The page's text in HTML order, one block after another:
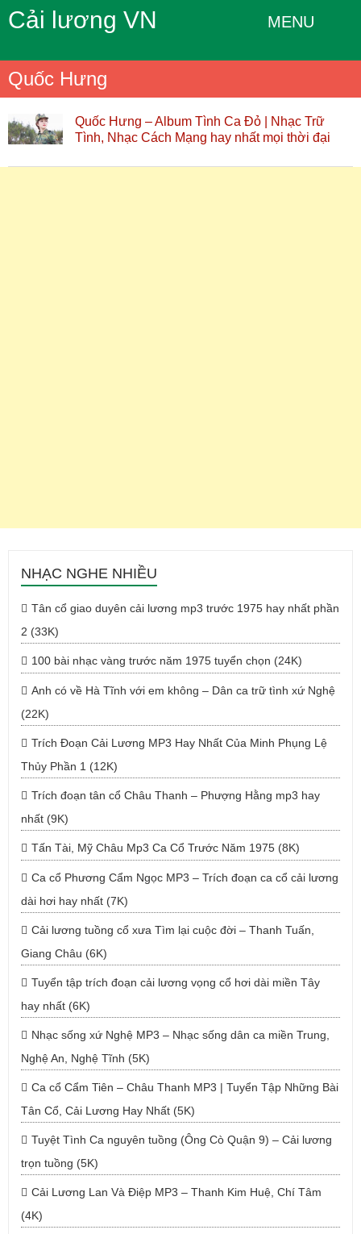
Cải lương VN MENU
Quốc Hưng
Quốc Hưng – Album Tình Ca Đỏ | Nhạc Trữ
Tình, Nhạc Cách Mạng hay nhất mọi thời đại
NHẠC NGHE NHIỀU
Tân cổ giao duyên cải lương mp3 trước 1975 hay nhất phần
2 (33K)
100 bài nhạc vàng trước năm 1975 tuyển chọn (24K)
Anh có về Hà Tĩnh với em không – Dân ca trữ tình xứ Nghệ
(22K)
Trích Đoạn Cải Lương MP3 Hay Nhất Của Minh Phụng Lệ
Thủy Phần 1 (12K)
Trích đoạn tân cổ Châu Thanh – Phượng Hằng mp3 hay
nhất (9K)
Tấn Tài, Mỹ Châu Mp3 Ca Cổ Trước Năm 1975 (8K)
Ca cổ Phương Cẩm Ngọc MP3 – Trích đoạn ca cổ cải lương
dài hơi hay nhất (7K)
Cải lương tuồng cổ xưa Tìm lại cuộc đời – Thanh Tuấn,
Giang Châu (6K)
Tuyển tập trích đoạn cải lương vọng cổ hơi dài miền Tây
hay nhất (6K)
Nhạc sống xứ Nghệ MP3 – Nhạc sống dân ca miền Trung,
Nghệ An, Nghệ Tĩnh (5K)
Ca cổ Cẩm Tiên – Châu Thanh MP3 | Tuyển Tập Những Bài
Tân Cổ, Cải Lương Hay Nhất (5K)
Tuyệt Tình Ca nguyên tuồng (Ông Cò Quận 9) – Cải lương
trọn tuồng (5K)
Cải Lương Lan Và Điệp MP3 – Thanh Kim Huệ, Chí Tâm
(4K)